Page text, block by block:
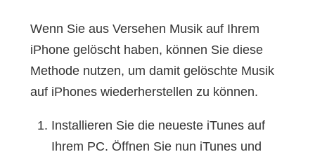
Wenn Sie aus Versehen Musik auf Ihrem
iPhone gelöscht haben, können Sie diese
Methode nutzen, um damit gelöschte Musik
auf iPhones wiederherstellen zu können.
Installieren Sie die neueste iTunes auf
Ihrem PC. Öffnen Sie nun iTunes und